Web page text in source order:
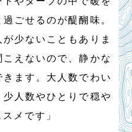
ごせるのが醍醐味。
少ないこともありま
えないので、静かな
ます。大人数でわい
人数やひとりで穏や
メです」